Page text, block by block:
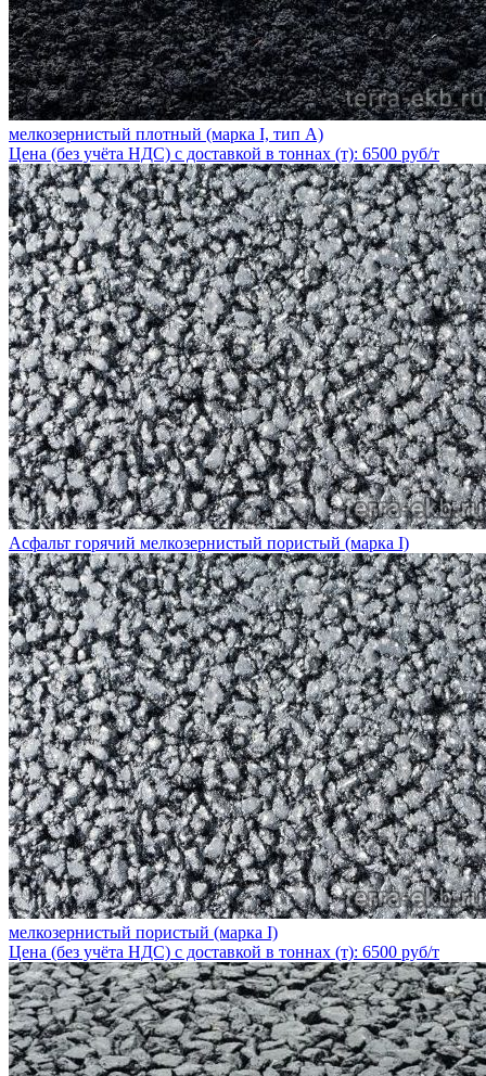
мелкозернистый плотный (марка I, тип А)
Цена (без учёта НДС) с доставкой в тоннах (т): 6500 руб/т
Асфальт горячий мелкозернистый пористый (марка I)
мелкозернистый пористый (марка I)
Цена (без учёта НДС) с доставкой в тоннах (т): 6500 руб/т